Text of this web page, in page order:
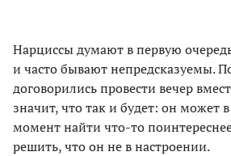
Нарциссы думают в первую
и часто бывают непредсказуемы.
договорились провести вечер
значит, что так и будет: он может
момент найти что-то
решить, что он не в настроении.